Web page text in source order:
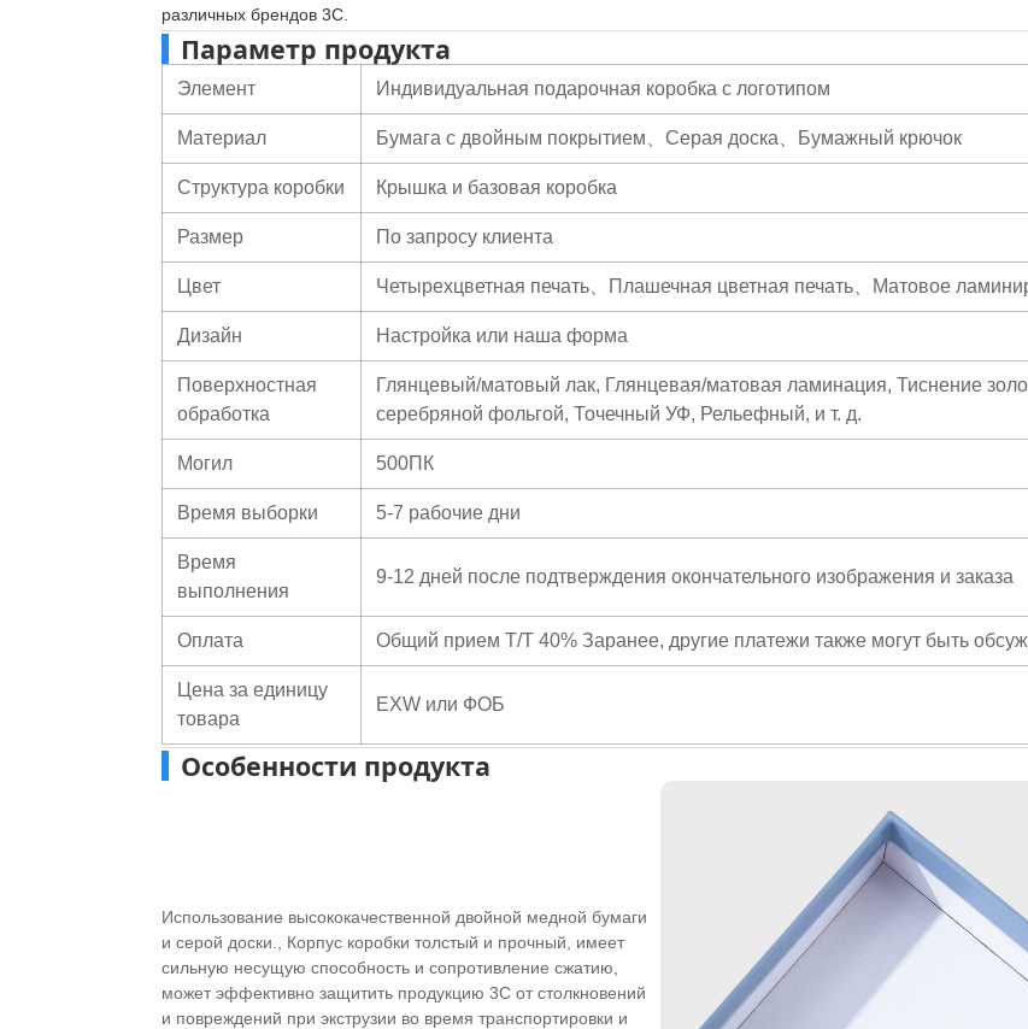
различных брендов 3C.
Параметр продукта
Элемент Индивидуальная подарочная коробка с логотипом
Материал Бумага с двойным покрытием、Серая доска、Бумажный крючок
Структура коробки Крышка и базовая коробка
Размер По запросу клиента
Цвет Четырехцветная печать、Плашечная цветная печать、Матовое
Дизайн Настройка или наша форма
Поверхностная
обработка
Глянцевый/матовый лак, Глянцевая/матовая ламинация, Тиснение
серебряной фольгой, Точечный УФ, Рельефный, и т. д.
Могил 500ПК
Время выборки 5-7 рабочие дни
Время
выполнения
9-12 дней после подтверждения окончательного изображения и заказа
Оплата Общий прием T/T 40% Заранее, другие платежи также могут быть
Цена за единицу
товара
EXW или ФОБ
Особенности продукта
Использование высококачественной двойной медной бумаги
и серой доски., Корпус коробки толстый и прочный, имеет
сильную несущую способность и сопротивление сжатию,
может эффективно защитить продукцию 3C от столкновений
и повреждений при экструзии во время транспортировки и